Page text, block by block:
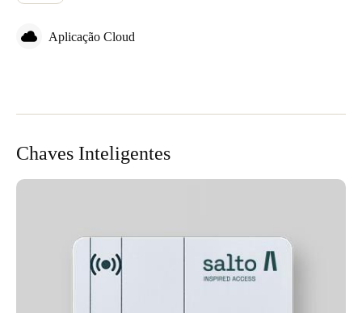
Aplicação Cloud
Chaves Inteligentes